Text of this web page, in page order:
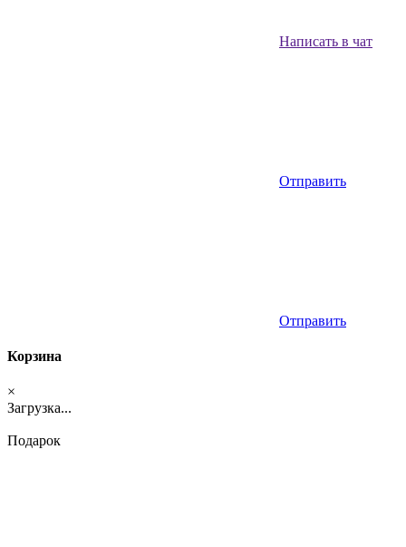
Написать в чат
Отправить
Отправить
Корзина
×
Загрузка...
Подарок